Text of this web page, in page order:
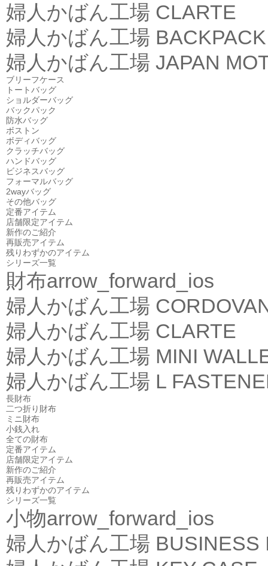
婦人かばん工場 CLARTE
婦人かばん工場 BACKPACK
婦人かばん工場 JAPAN
ブリーフケース
トートバッグ
ショルダーバッグ
バックパック
防水バッグ
ボストン
ボディバッグ
クラッチバッグ
ハンドバッグ
ビジネスバッグ
フォーマルバッグ
2wayバッグ
その他バッグ
定番アイテム
店舗限定アイテム
新作のご紹介
再販売アイテム
残りわずかのアイテム
シリーズ一覧
財布arrow_forward_ios
婦人かばん工場
婦人かばん工場 CLARTE
婦人かばん工場 MINI
婦人かばん工場 L
長財布
二つ折り財布
ミニ財布
小銭入れ
全ての財布
定番アイテム
店舗限定アイテム
新作のご紹介
再販売アイテム
残りわずかのアイテム
シリーズ一覧
小物arrow_forward_ios
婦人かばん工場 BUSINESS